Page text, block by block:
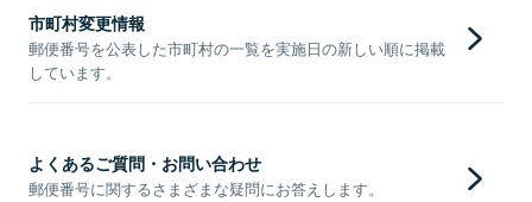
市町村変更情報
郵便番号を公表した市町村の一覧を実施日の新しい順に掲載
しています。
よくあるご質問・お問い合わせ
郵便番号に関するさまざまな疑問にお答えします。